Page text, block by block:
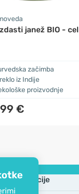
janež BIO - cel
začimba
iz Indije
proizvodnje
€
Informacije